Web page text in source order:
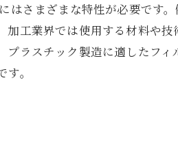
さまざまな特性が必要です
工業界では使用する材料や
ラスチック製造に適したフ
。